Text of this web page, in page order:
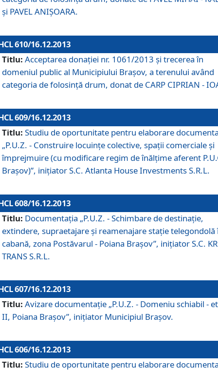
şi PAVEL ANIŞOARA.
610/16.12.2013
Titlu: Acceptarea donaţiei nr. 1061/2013 şi trecerea în
domeniul public al Municipiului Braşov, a terenului având
categoria de folosinţă drum, donat de CARP CIPRIAN -
609/16.12.2013
Titlu: Studiu de oportunitate pentru elaborare
„P.U.Z. - Construire locuinţe colective, spaţii comerciale şi
împrejmuire (cu modificare regim de înălţime aferent
Braşov)”, iniţiator S.C. Atlanta House Investments S.R.L.
608/16.12.2013
Titlu: Documentaţia „P.U.Z. - Schimbare de destinaţie,
extindere, supraetajare şi reamenajare staţie telegondolă
cabană, zona Postăvarul - Poiana Braşov”, iniţiator S.C.
TRANS S.R.L.
607/16.12.2013
Titlu: Avizare documentaţie „P.U.Z. - Domeniu schiabil -
II, Poiana Braşov”, iniţiator Municipiul Braşov.
606/16.12.2013
Titlu: Studiu de oportunitate pentru elaborare